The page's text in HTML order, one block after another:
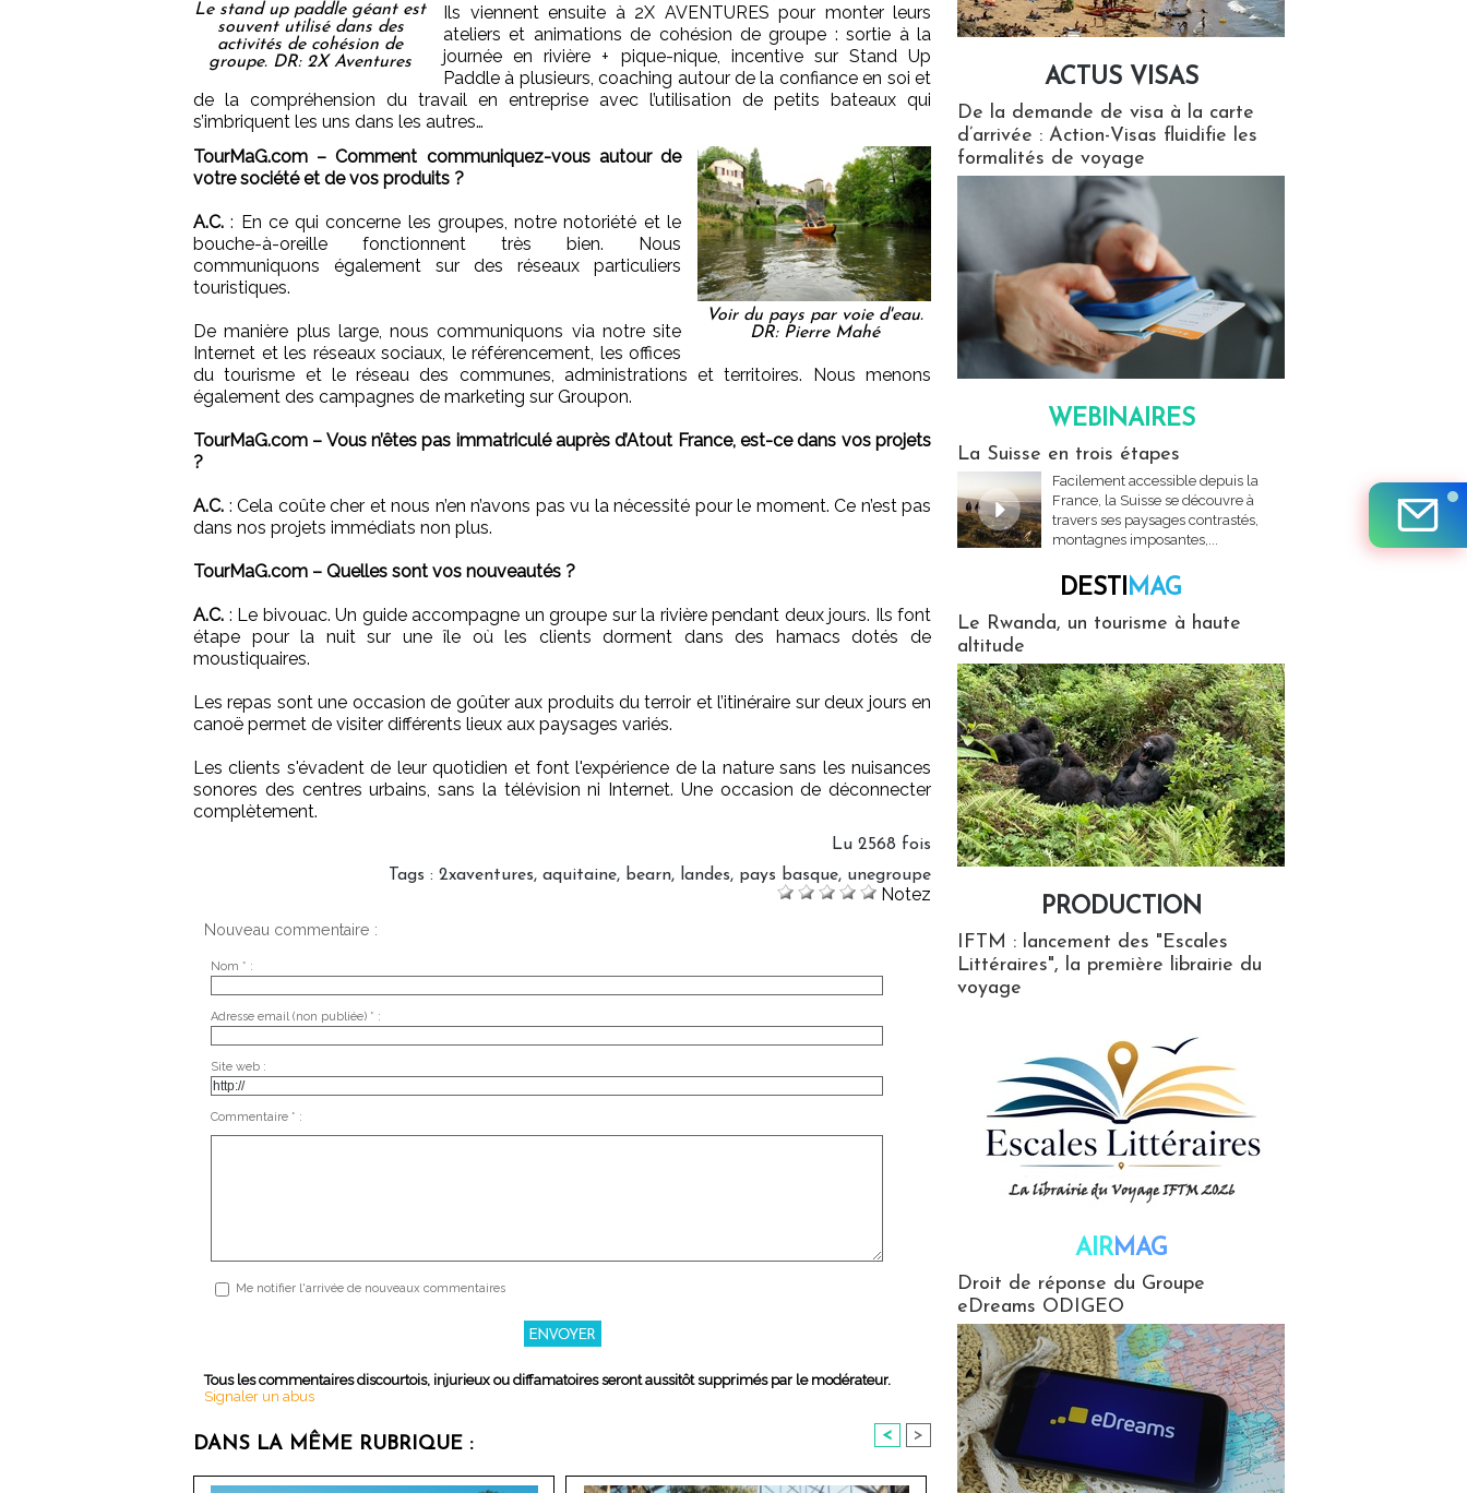
Le stand up paddle géant est
souvent utilisé dans des
activités de cohésion de
groupe. DR: 2X Aventures
Ils viennent ensuite à 2X AVENTURES pour monter leurs
ateliers et animations de cohésion de groupe : sortie à la
journée en rivière + pique-nique, incentive sur Stand Up
Paddle à plusieurs, coaching autour de la confiance en soi et
de la compréhension du travail en entreprise avec l’utilisation de petits bateaux qui
s’imbriquent les uns dans les autres…
Voir du pays par voie d'eau.
DR: Pierre Mahé
TourMaG.com – Comment communiquez-vous autour de
votre société et de vos produits ?
A.C. : En ce qui concerne les groupes, notre notoriété et le
bouche-à-oreille fonctionnent très bien. Nous
communiquons également sur des réseaux particuliers
touristiques.
De manière plus large, nous communiquons via notre site
Internet et les réseaux sociaux, le référencement, les offices
du tourisme et le réseau des communes, administrations et territoires. Nous menons
également des campagnes de marketing sur Groupon.
TourMaG.com – Vous n’êtes pas immatriculé auprès d’Atout France, est-ce dans vos projets
?
A.C. : Cela coûte cher et nous n’en n’avons pas vu la nécessité pour le moment. Ce n’est pas
dans nos projets immédiats non plus.
TourMaG.com – Quelles sont vos nouveautés ?
A.C. : Le bivouac. Un guide accompagne un groupe sur la rivière pendant deux jours. Ils font
étape pour la nuit sur une île où les clients dorment dans des hamacs dotés de
moustiquaires.
Les repas sont une occasion de goûter aux produits du terroir et l’itinéraire sur deux jours en
canoë permet de visiter différents lieux aux paysages variés.
Les clients s'évadent de leur quotidien et font l'expérience de la nature sans les nuisances
sonores des centres urbains, sans la télévision ni Internet. Une occasion de déconnecter
complètement.
Lu 2568 fois
Tags : 2xaventures, aquitaine, bearn, landes, pays basque, unegroupe
Notez
Nouveau commentaire :
Nom * :
Adresse email (non publiée) * :
Site web :
Commentaire * :
Me notifier l'arrivée de nouveaux commentaires
Tous les commentaires discourtois, injurieux ou diffamatoires seront aussitôt supprimés par le modérateur.
Signaler un abus
DANS LA MÊME RUBRIQUE : < >
ACTUS VISAS
De la demande de visa à la carte
d’arrivée : Action-Visas fluidifie les
formalités de voyage
WEBINAIRES
La Suisse en trois étapes
Facilement accessible depuis la
France, la Suisse se découvre à
travers ses paysages contrastés,
montagnes imposantes,...
DESTIMAG
Le Rwanda, un tourisme à haute
altitude
PRODUCTION
IFTM : lancement des "Escales
Littéraires", la première librairie du
voyage
AIRMAG
Droit de réponse du Groupe
eDreams ODIGEO